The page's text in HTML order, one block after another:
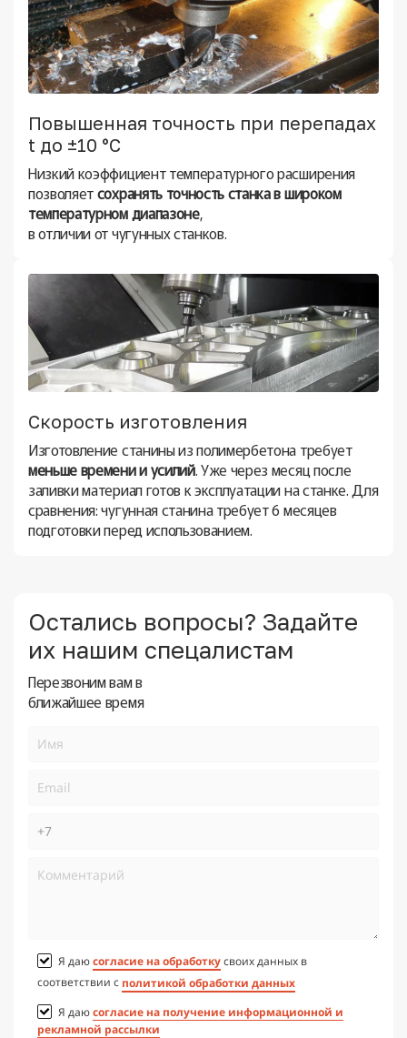
Повышенная точность при перепадах
t до ±10 °C
Низкий коэффициент температурного расширения
позволяетсохранять точность станка в широком
температурном диапазоне,
в отличии от чугунных станков.
Скорость изготовления
Изготовление станины из полимербетона требует
меньше времени и усилий. Уже через месяц после
заливки материал готов к эксплуатации на станке. Для
сравнения: чугунная станина требует 6 месяцев
подготовки перед использованием.
Остались вопросы? Задайте
их нашим спецалистам
Перезвоним вам в
ближайшее время
Я даюсогласие на обработкусвоих данных в
соответствии с политикой обработки данных
Я даюсогласие на получение информационной и
рекламной рассылки